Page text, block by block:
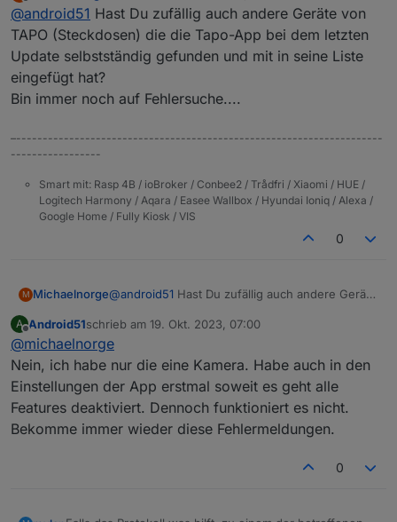
2023-10-18 21:50:06.611 - info: tapo.0
2023-10-18 21:50:06.614 - warn: tapo.0 (3192)
2023-10-18 21:50:06.832 - error:
2023-10-18 21:50:06.833 - error:
2023-10-18 21:50:06.833 - error:
2023-10-18 21:50:06.833 - error:
2023-10-18 21:50:06.834 - error:
Offline
@android51 Hast Du zufällig auch andere Geräte von
TAPO (Steckdosen) die die Tapo-App bei dem letzten
Update selbstständig gefunden und mit in seine Liste
eingefügt hat?
Bin immer noch auf Fehlersuche....
–---------------------------------------------------------------------
-----------------
Smart mit: Rasp 4B / ioBroker / Conbee2 / Trådfri / Xiaomi / HUE /
Logitech Harmony / Aqara / Easee Wallbox / Hyundai Ioniq / Alexa /
Google Home / Fully Kiosk / VIS
0
M Michaelnorge@android51 Hast Du zufällig auch andere Geräte
dem letzten Update selbstständig gefunden und
mit in seine Liste eingefügt hat?
Bin immer noch auf Fehlersuche....
A
Offline
Android51schrieb am 19. Okt. 2023, 07:00
zuletzt editiert von
@michaelnorge
Nein, ich habe nur die eine Kamera. Habe auch in den
Einstellungen der App erstmal soweit es geht alle
Features deaktiviert. Dennoch funktioniert es nicht.
Bekomme immer wieder diese Fehlermeldungen.
0